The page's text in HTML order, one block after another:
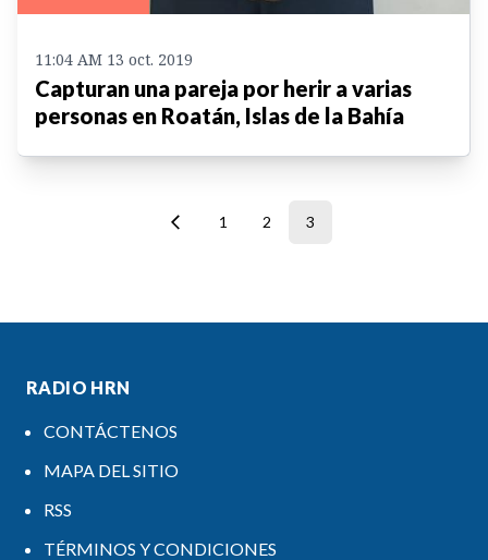
11:04 AM 13 oct. 2019
Capturan una pareja por herir a varias
personas en Roatán, Islas de la Bahía
1 2 3
RADIO HRN
CONTÁCTENOS
MAPA DEL SITIO
RSS
TÉRMINOS Y CONDICIONES